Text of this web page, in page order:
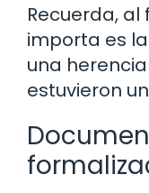
Recuerda,
importa es
una
estuvieron